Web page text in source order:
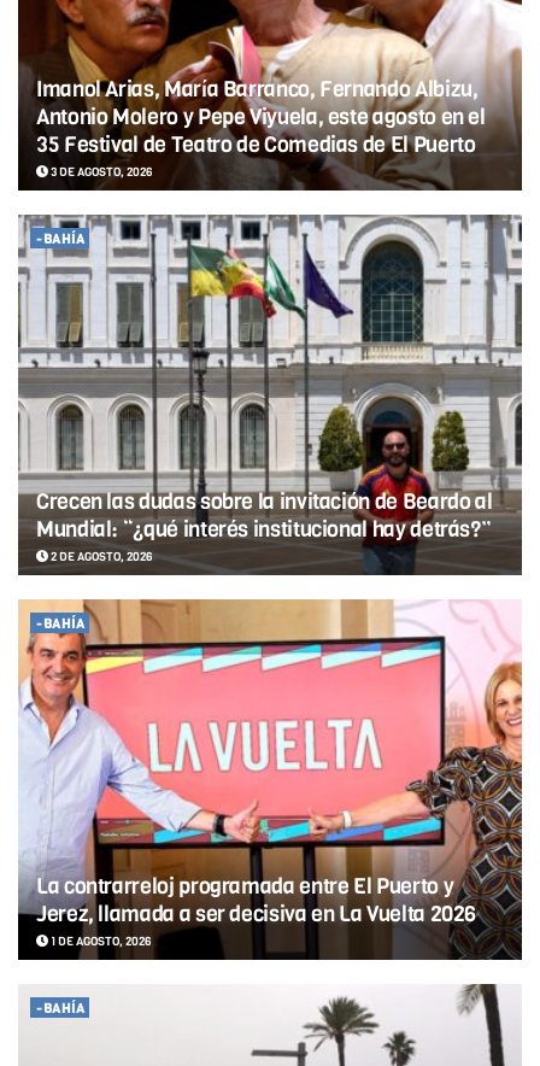
Imanol Arias, María Barranco, Fernando Albizu,
Antonio Molero y Pepe Viyuela, este agosto en el
35 Festival de Teatro de Comedias de El Puerto
3 DE AGOSTO, 2026
-BAHÍA
Crecen las dudas sobre la invitación de Beardo al
Mundial: “¿qué interés institucional hay detrás?”
2 DE AGOSTO, 2026
-BAHÍA
La contrarreloj programada entre El Puerto y
Jerez, llamada a ser decisiva en La Vuelta 2026
1 DE AGOSTO, 2026
-BAHÍA